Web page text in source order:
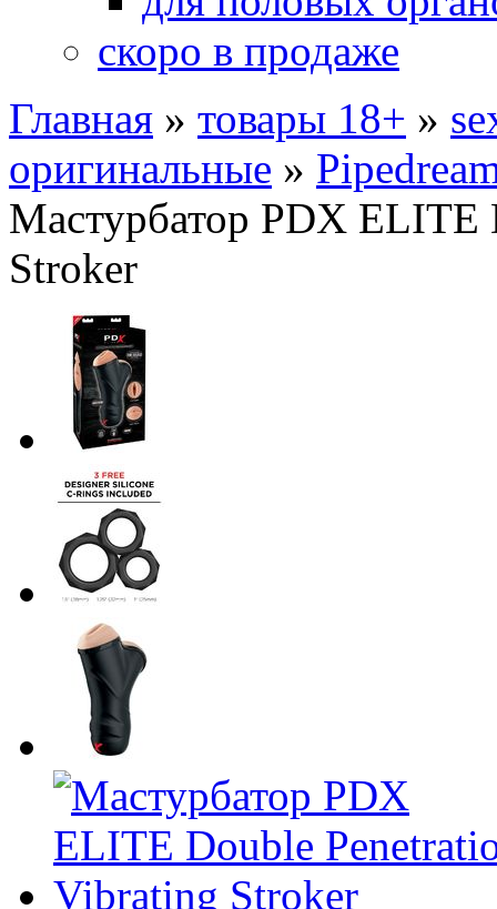
скоро в продаже
Главная » товары 18+ »
оригинальные »
Мастурбатор PDX ELITE
Stroker